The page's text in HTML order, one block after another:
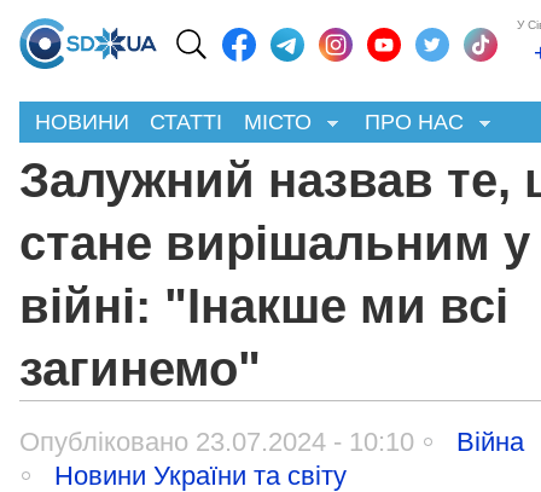
У
НОВИНИ СТАТТІ МІСТО ПРО НАС
Залужний назвав те,
стане вирішальним у
війні: "Інакше ми всі
загинемо"
Опубліковано 23.07.2024 - 10:10
Війна
Новини України та світу